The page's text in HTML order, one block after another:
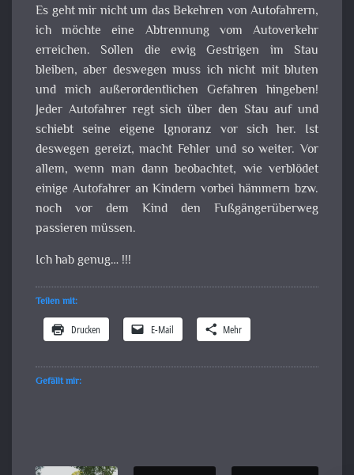
Es geht mir nicht um das Bekehren von Autofahrern,
ich möchte eine Abtrennung vom Autoverkehr
erreichen. Sollen die ewig Gestrigen im Stau
bleiben, aber deswegen muss ich nicht mit bluten
und mich außerordentlichen Gefahren hingeben!
Jeder Autofahrer regt sich über den Stau auf und
schiebt seine eigene Ignoranz vor sich her. Ist
deswegen gereizt, macht Fehler und so weiter. Vor
allem, wenn man dann beobachtet, wie verblödet
einige Autofahrer an Kindern vorbei hämmern bzw.
noch vor dem Kind den Fußgängerüberweg
passieren müssen.
Ich hab genug… !!!
Teilen mit:
Drucken E-Mail Mehr
Gefällt mir: